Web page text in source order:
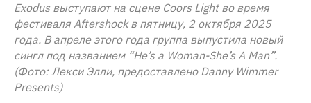
Exodus выступают на сцене Coors Light во время
фестиваля Aftershock в пятницу, 2 октября 2025
года. В апреле этого года группа выпустила новый
сингл под названием “He’s a Woman-She’s A Man”.
(Фото: Лекси Элли, предоставлено Danny Wimmer
Presents)